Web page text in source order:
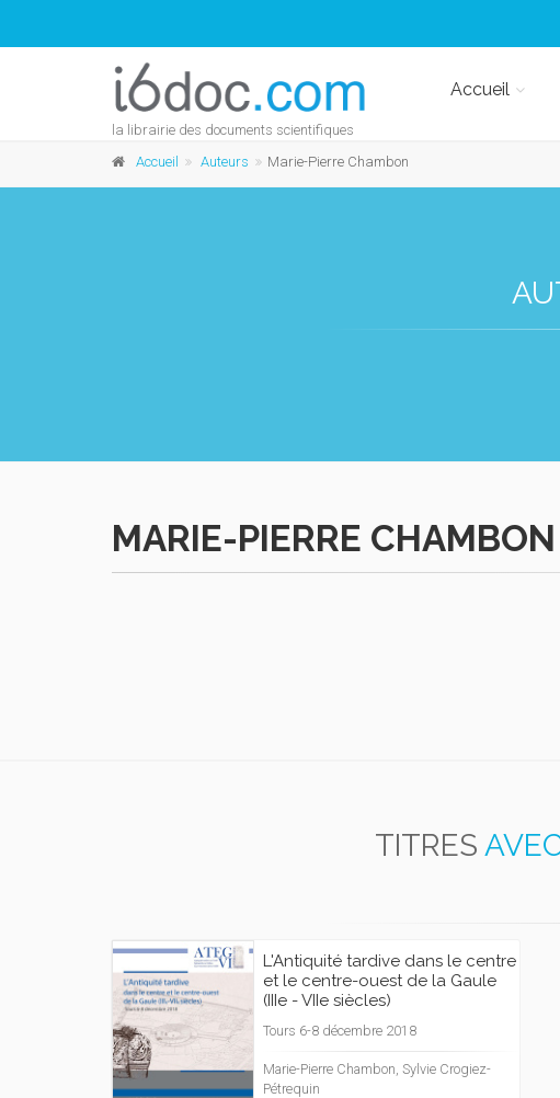
la librairie des documents scientifiques
Accueil
Accueil Auteurs Marie-Pierre Chambon
MARIE-PIERRE CHAMBON
TITRES
L'Antiquité tardive dans le centre
et le centre-ouest de la Gaule
(IIIe - VIIe siècles)
Tours 6-8 décembre 2018
Marie-Pierre Chambon, Sylvie Crogiez-
Pétrequin